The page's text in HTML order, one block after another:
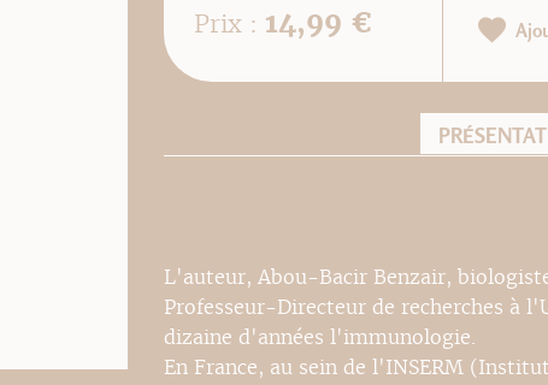
Prix : 14,99 €
L'auteur, Abou-Bacir Benzair,
Professeur-Directeur de recherches à
dizaine d'années l'immunologie.
En France, au sein de l'INSERM